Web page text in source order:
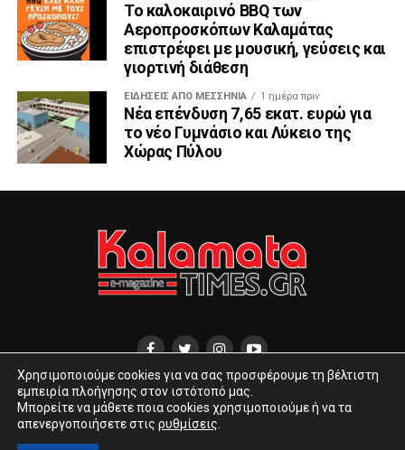
Το καλοκαιρινό BBQ των
Αεροπροσκόπων Καλαμάτας
επιστρέφει με μουσική, γεύσεις και
γιορτινή διάθεση
ΕΙΔΉΣΕΙΣ ΑΠΟ ΜΕΣΣΗΝΊΑ 1 ημέρα πριν
Νέα επένδυση 7,65 εκατ. ευρώ για
το νέο Γυμνάσιο και Λύκειο της
Χώρας Πύλου
ΔΙΕΎΘΥΝΣΗ ΑΝΑΓΝΩΣΤΑΡΆ 10
INFO@KALAMATATIMES.GR
KALAMATATIMES@GMAIL.COM
Χρησιμοποιούμε cookies για να σας προσφέρουμε τη βέλτιστη
εμπειρία πλοήγησης στον ιστότοπό μας.
Μπορείτε να μάθετε ποια cookies χρησιμοποιούμε ή να τα
απενεργοποιήσετε στις ρυθμίσεις